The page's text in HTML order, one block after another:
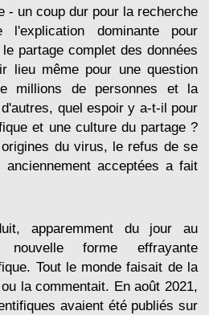
- un coup dur pour la recherche
l'explication dominante pour
partage complet des données
lieu même pour une question
millions de personnes et la
quel espoir y a-t-il pour
et une culture du partage ?
du virus, le refus de se
acceptées a fait
apparemment du jour au
forme effrayante
Tout le monde faisait de la
la commentait. En août 2021,
avaient été publiés sur